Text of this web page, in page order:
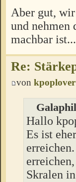
Aber gut,
und nehmen
machbar
Re:
von kpoplover
Hallo
Es ist
Skralen